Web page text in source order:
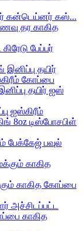
கன்டெய்னர் கஸ்...
பேப்பர்
தயிர் ஐஸ்
பேக்கேஜ் பவுல்
காகித கோப்பை